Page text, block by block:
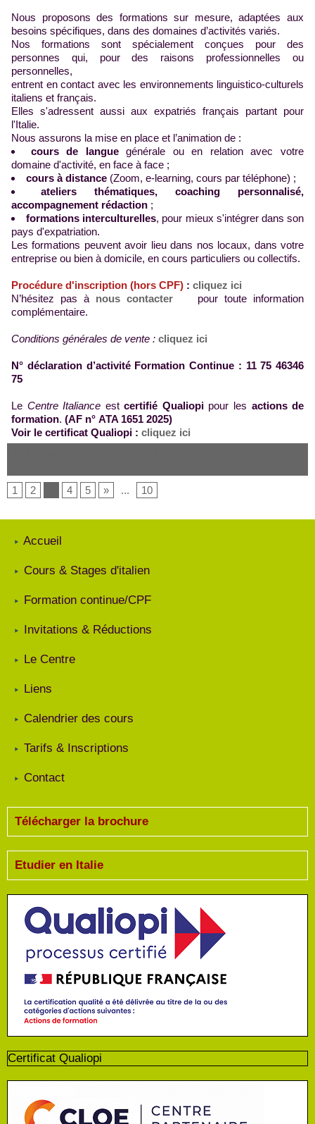
Accueil
Cours & Stages d'italien
Formation continue/CPF
Invitations & Réductions
Le Centre
Liens
Calendrier des cours
Tarifs & Inscriptions
Contact
Télécharger la brochure
Etudier en Italie
Certificat Qualiopi
Nous proposons des formations sur mesure, adaptées aux
besoins spécifiques, dans des domaines d’activités variés.
Nos formations sont spécialement conçues pour des
personnes qui, pour des raisons professionnelles ou
personnelles,
entrent en contact avec les environnements linguistico-culturels
italiens et français.
Elles s'adressent aussi aux expatriés français partant pour
l'Italie.
Nous assurons la mise en place et l’animation de :
cours de languegénérale ou en relation avec votre
domaine d'activité, en face à face ;
cours à distance (Zoom, e-learning, cours par téléphone) ;
ateliers thématiques, coaching personnalisé,
accompagnement rédaction ;
formations interculturelles, pour mieux s'intégrer dans son
pays d'expatriation.
Les formations peuvent avoir lieu dans nos locaux, dans votre
entreprise ou bien à domicile, en cours particuliers ou collectifs.
Procédure d'inscription (hors CPF) : cliquez ici
N’hésitez pas à nous contacterpour toute information
complémentaire.
Conditions générales de vente : cliquez ici
N° déclaration d’activité Formation Continue : 11 75 46346
75
Le Centre Italiance estcertifié Qualiopi pour les actions de
formation. (AF n° ATA 1651 2025)
Voir le certificat Qualiopi : cliquez ici
1 2 4 5 » ... 10